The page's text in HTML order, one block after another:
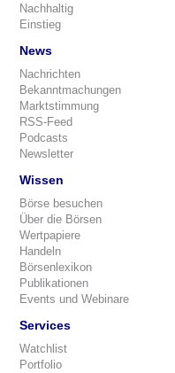
Nachhaltig
Einstieg
News
Nachrichten
Bekanntmachungen
Marktstimmung
RSS-Feed
Podcasts
Newsletter
Wissen
Börse besuchen
Über die Börsen
Wertpapiere
Handeln
Börsenlexikon
Publikationen
Events und Webinare
Services
Watchlist
Portfolio